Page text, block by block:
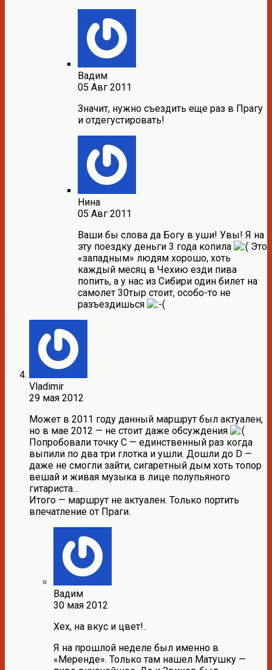
Вадим
05 Авг 2011
Значит, нужно съездить еще раз в Прагу
и отдегустировать!
Нина
05 Авг 2011
Ваши бы слова да Богу в уши! Увы! Я на
эту поездку деньги 3 года копила
Это
«западным» людям хорошо, хоть
каждый месяц в Чехию езди пива
попить, а у нас из Сибири один билет на
самолет 30тыр стоит, особо-то не
разъездишься
Vladimir
29 мая 2012
Может в 2011 году данный маршрут был актуален,
но в мае 2012 — не стоит даже обсуждения
Попробовали точку С — единственный раз когда
выпили по два три глотка и ушли. Дошли до D —
даже не смогли зайти, сигаретный дым хоть топор
вешай и живая музыка в лице полупьяного
гитариста…
Итого — маршрут не актуален. Только портить
впечатление от Праги.
Вадим
30 мая 2012
Хех, на вкус и цвет!..
Я на прошлой неделе был именно в
«Меренде». Только там нашел Матушку —